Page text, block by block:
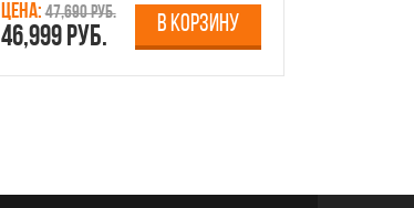
Цена:47,690 руб.
46,999 руб. В КОРЗИНУ